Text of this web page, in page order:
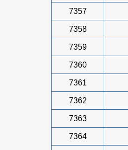
7357
7358
7359
7360
7361
7362
7363
7364